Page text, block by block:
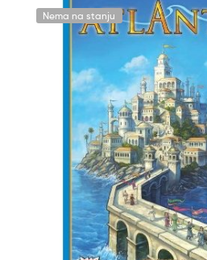
Nema na stanju